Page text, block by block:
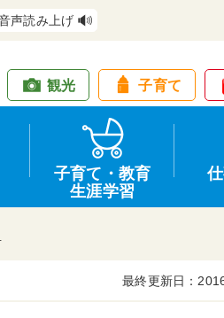
観光 子育て
子育て・教育
生涯学習
声読み上げ
最終更新日：